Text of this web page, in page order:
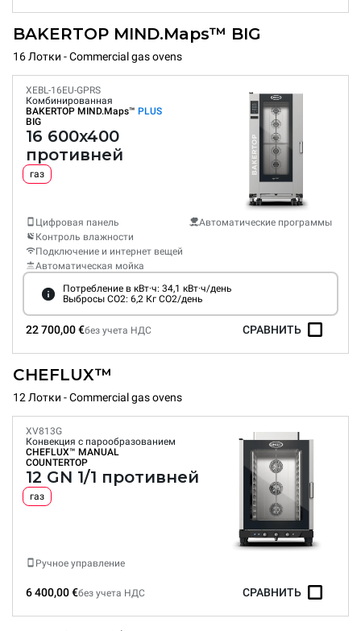
BAKERTOP MIND.Maps™ BIG
16 Лотки - Commercial gas ovens
XEBL-16EU-GPRS
Комбинированная
BAKERTOP MIND.Maps™ PLUS
BIG
16 600x400
противней
газ
Цифровая панель
Контроль влажности
Подключение и интернет вещей
Автоматическая мойка
Автоматические программы
Потребление в кВт·ч: 34,1 кВт·ч/день
Выбросы CO2: 6,2 Кг CO2/день
22 700,00 €без учета НДС СРАВНИТЬ
CHEFLUX™
12 Лотки - Commercial gas ovens
XV813G
Конвекция с парообразованием
CHEFLUX™ MANUAL
COUNTERTOP
12 GN 1/1 противней
газ
Ручное управление
6 400,00 €без учета НДС СРАВНИТЬ